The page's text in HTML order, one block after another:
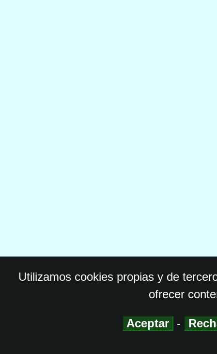
Utilizamos cookies propias y de
ofrecer
Aceptar -